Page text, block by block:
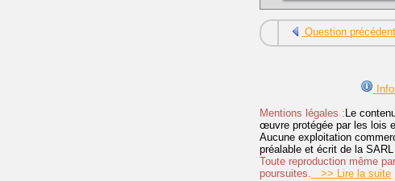
Question
Mentions légales : Le
œuvre protégée par les lois
Aucune exploitation
préalable et écrit de la
Toute reproduction même
poursuites. >> Lire la suite